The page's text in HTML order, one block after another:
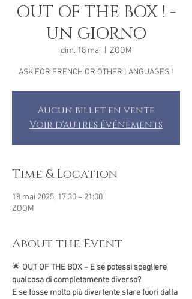
OUT OF THE BOX ! -
UN GIORNO
dim. 18 mai ZOOM
ASK FOR FRENCH OR OTHER LANGUAGES !
Aucun billet en vente
Voir d'autres événements
Time & Location
18 mai 2025, 17:30 – 21:00
ZOOM
About the Event
🌟 OUT OF THE BOX – E se potessi scegliere
qualcosa di completamente diverso?
E se fosse molto più divertente stare fuori dalla